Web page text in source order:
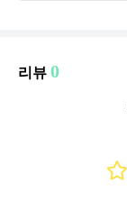
리뷰 0